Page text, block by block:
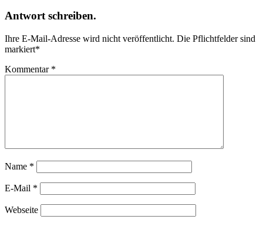
Antwort schreiben.
Ihre E-Mail-Adresse wird nicht veröffentlicht. Die Pflichtfelder sind
markiert*
Kommentar *
Name *
E-Mail *
Webseite